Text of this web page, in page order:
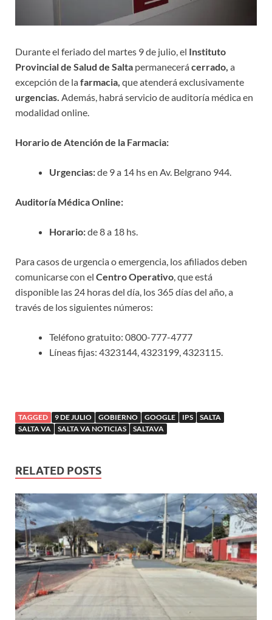
Durante el feriado del martes 9 de julio, el Instituto
Provincial de Salud de Salta permanecerácerrado, a
excepción de lafarmacia, que atenderá exclusivamente
urgencias. Además, habrá servicio de auditoría médica en
modalidad online.
Horario de Atención de la Farmacia:
Urgencias:de 9 a 14 hs en Av. Belgrano 944.
Auditoría Médica Online:
Horario:de 8 a 18 hs.
Para casos de urgencia o emergencia, los afiliados deben
comunicarse con el Centro Operativo, que está
disponible las 24 horas del día, los 365 días del año, a
través de los siguientes números:
Teléfono gratuito: 0800-777-4777
Líneas fijas: 4323144, 4323199, 4323115.
TAGGED 9 DE JULIO GOBIERNO GOOGLE IPS
SALTA
SALTA VA
SALTA VA NOTICIAS SALTAVA
RELATED POSTS